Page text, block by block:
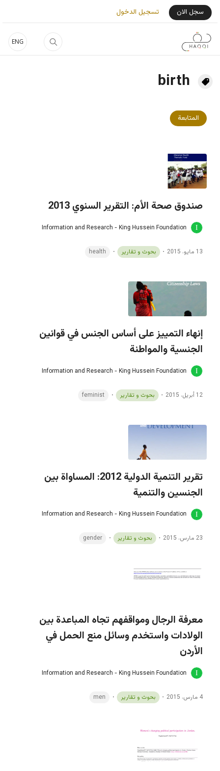
تجاوز إلى المحتوى الرئيسي
ENG
User Login Menu
سجل الان تسجيل الدخول
birth
المتابعة
صندوق صحة الأم: التقرير السنوي 2013
Information and Research - King Hussein Foundation
13 مايو، 2015 بحوث و تقارير health
إنهاء التمييز على أساس الجنس في قوانين
الجنسية والمواطنة
Information and Research - King Hussein Foundation
12 أبريل، 2015 بحوث و تقارير feminist
تقرير التنمية الدولية 2012: المساواة بين
الجنسين والتنمية
Information and Research - King Hussein Foundation
23 مارس، 2015 بحوث و تقارير gender
معرفة الرجال ومواقفهم تجاه المباعدة بين
الولادات واستخدم وسائل منع الحمل في
الأردن
Information and Research - King Hussein Foundation
4 مارس، 2015 بحوث و تقارير men